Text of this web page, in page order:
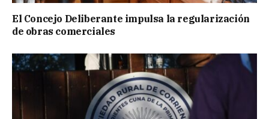
El Concejo Deliberante impulsa la regularización
de obras comerciales